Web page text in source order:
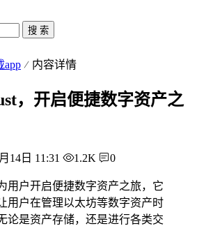
搜 索
app 内容详情
，开启便捷数字资产之
14日 11:31 1.2K 0
用户开启便捷数字资产之旅，它
用户在管理以太坊等数字资产时
论是资产存储，还是进行各类交